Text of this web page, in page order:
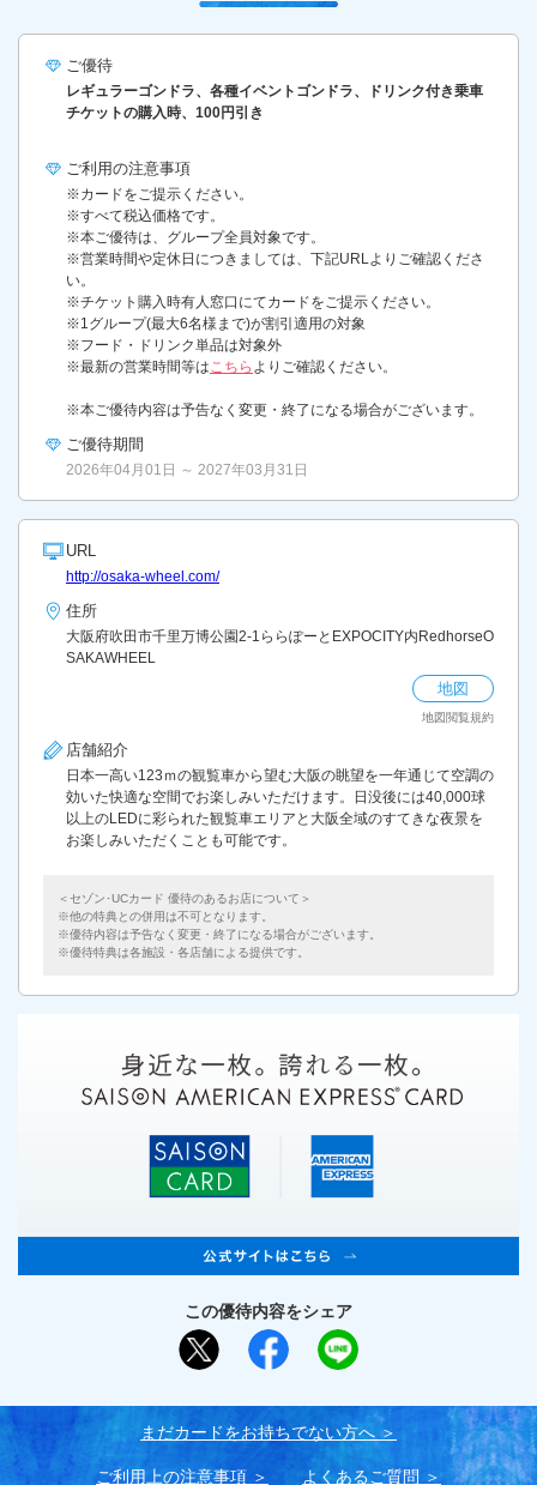
ご優待
レギュラーゴンドラ、各種イベントゴンドラ、ドリンク付き乗車
チケットの購入時、100円引き
ご利用の注意事項
※カードをご提示ください。
※すべて税込価格です。
※本ご優待は、グループ全員対象です。
※営業時間や定休日につきましては、下記URLよりご確認くださ
い。
※チケット購入時有人窓口にてカードをご提示ください。
※1グループ(最大6名様まで)が割引適用の対象
※フード・ドリンク単品は対象外
※最新の営業時間等は こちら よりご確認ください。
※本ご優待内容は予告なく変更・終了になる場合がございます。
ご優待期間
2026年04月01日 ～ 2027年03月31日
URL
http://osaka-wheel.com/
住所
大阪府吹田市千里万博公園2-1ららぽーとEXPOCITY内RedhorseO
SAKAWHEEL
地図
地図閲覧規約
店舗紹介
日本一高い123ｍの観覧車から望む大阪の眺望を一年通じて空調の
効いた快適な空間でお楽しみいただけます。日没後には40,000球
以上のLEDに彩られた観覧車エリアと大阪全域のすてきな夜景を
お楽しみいただくことも可能です。
＜セゾン･UCカード 優待のあるお店について＞
他の特典との併用は不可となります。
優待内容は予告なく変更・終了になる場合がございます。
優待特典は各施設・各店舗による提供です。
この優待内容をシェア
まだカードをお持ちでない⽅へ
ご利用上の注意事項 よくあるご質問